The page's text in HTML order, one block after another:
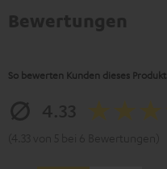
So bewerten Kunden dieses Produkt